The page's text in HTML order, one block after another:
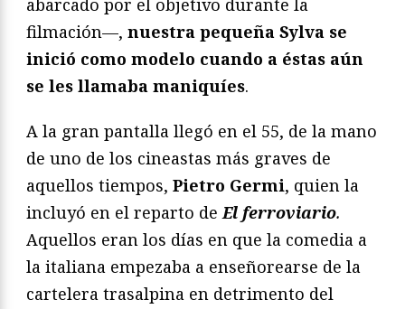
abarcado por el objetivo durante la
filmación—, nuestra pequeña Sylva se
inició como modelo cuando a éstas aún
se les llamaba maniquíes.
A la gran pantalla llegó en el 55, de la mano
de uno de los cineastas más graves de
aquellos tiempos, Pietro Germi, quien la
incluyó en el reparto deEl ferroviario.
Aquellos eran los días en que la comedia a
la italiana empezaba a enseñorearse de la
cartelera trasalpina en detrimento del